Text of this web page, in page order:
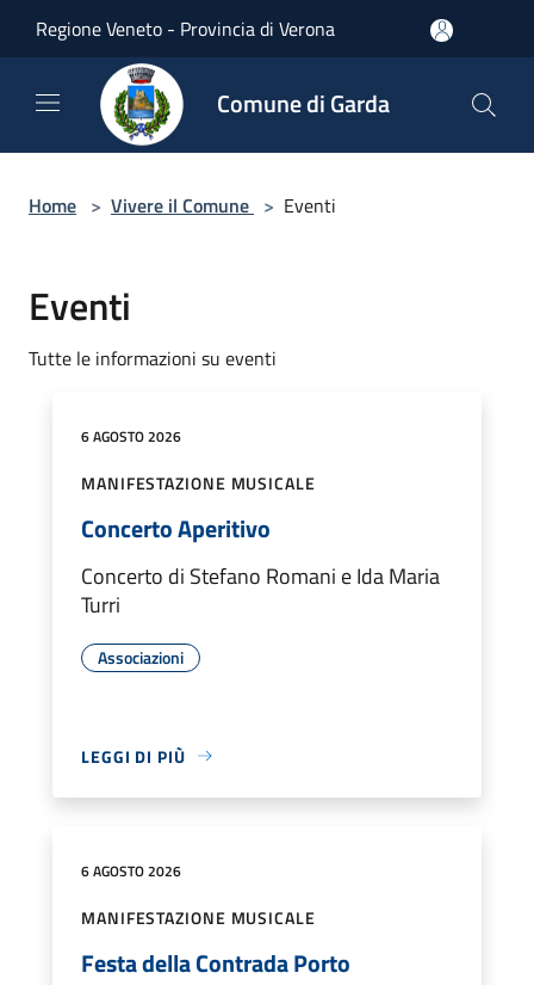
Regione Veneto - Provincia di Verona
Comune di Garda
Home > Vivere il Comune > Eventi
Eventi
Tutte le informazioni su eventi
6 AGOSTO 2026
MANIFESTAZIONE MUSICALE
Concerto Aperitivo
Concerto di Stefano Romani e Ida Maria
Turri
Associazioni
LEGGI DI PIÙ
6 AGOSTO 2026
MANIFESTAZIONE MUSICALE
Festa della Contrada Porto